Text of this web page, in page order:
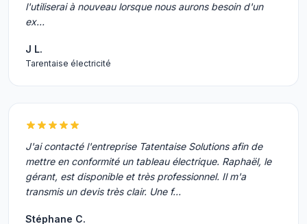
l'utiliserai à nouveau lorsque nous aurons besoin d'un
ex…
J L.
Tarentaise électricité
J'ai contacté l'entreprise Tatentaise Solutions afin de
mettre en conformité un tableau électrique. Raphaël, le
gérant, est disponible et très professionnel. Il m'a
transmis un devis très clair. Une f…
Stéphane C.